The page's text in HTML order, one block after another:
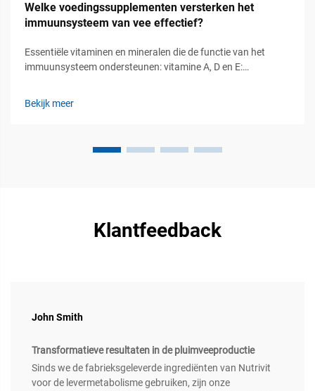
Welke voedingssupplementen versterken het
immuunsysteem van vee effectief?
Essentiële vitaminen en mineralen die de functie van het
immuunsysteem ondersteunen: vitamine A, D en E:
bij de regulatie van zowel het aangeboren als het aangeleerde
Bekijk meer
Klantfeedback
John Smith
Transformatieve resultaten in de pluimveeproductie
Sinds we de fabrieksgeleverde ingrediënten van Nutrivit
voor de levermetabolisme gebruiken, zijn onze